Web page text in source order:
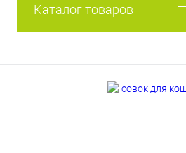
Каталог товаров